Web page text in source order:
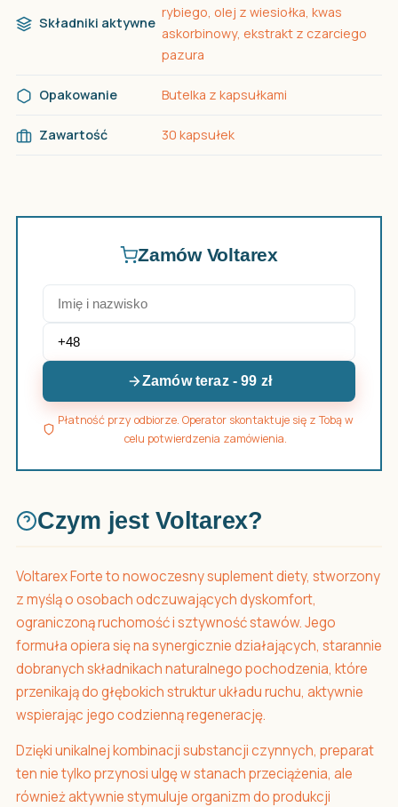
Składniki aktywne
rybiego, olej z wiesiołka, kwas
askorbinowy, ekstrakt z czarciego
pazura
Opakowanie Butelka z kapsułkami
Zawartość 30 kapsułek
Zamów Voltarex
Zamów teraz - 99 zł
Płatność przy odbiorze. Operator skontaktuje się z Tobą w
celu potwierdzenia zamówienia.
Czym jest Voltarex?
Voltarex Forte to nowoczesny suplement diety, stworzony
z myślą o osobach odczuwających dyskomfort,
ograniczoną ruchomość i sztywność stawów. Jego
formuła opiera się na synergicznie działających, starannie
dobranych składnikach naturalnego pochodzenia, które
przenikają do głębokich struktur układu ruchu, aktywnie
wspierając jego codzienną regenerację.
Dzięki unikalnej kombinacji substancji czynnych, preparat
ten nie tylko przynosi ulgę w stanach przeciążenia, ale
również aktywnie stymuluje organizm do produkcji